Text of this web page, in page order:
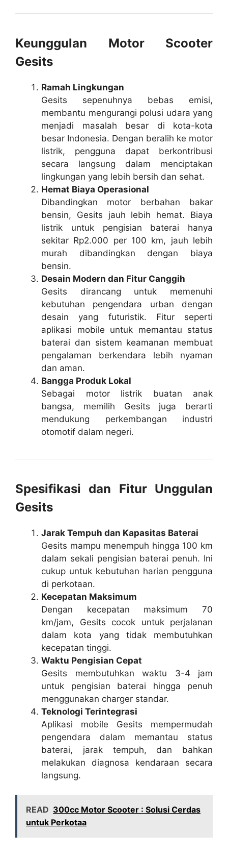
Keunggulan Motor Scooter
Gesits
Ramah Lingkungan
Gesits sepenuhnya bebas emisi,
membantu mengurangi polusi udara yang
menjadi masalah besar di kota-kota
besar Indonesia. Dengan beralih ke motor
listrik, pengguna dapat berkontribusi
secara langsung dalam menciptakan
lingkungan yang lebih bersih dan sehat.
Hemat Biaya Operasional
Dibandingkan motor berbahan bakar
bensin, Gesits jauh lebih hemat. Biaya
listrik untuk pengisian baterai hanya
sekitar Rp2.000 per 100 km, jauh lebih
murah dibandingkan dengan biaya
bensin.
Desain Modern dan Fitur Canggih
Gesits dirancang untuk memenuhi
kebutuhan pengendara urban dengan
desain yang futuristik. Fitur seperti
aplikasi mobile untuk memantau status
baterai dan sistem keamanan membuat
pengalaman berkendara lebih nyaman
dan aman.
Bangga Produk Lokal
Sebagai motor listrik buatan anak
bangsa, memilih Gesits juga berarti
mendukung perkembangan industri
otomotif dalam negeri.
Spesifikasi dan Fitur Unggulan
Gesits
Jarak Tempuh dan Kapasitas Baterai
Gesits mampu menempuh hingga 100 km
dalam sekali pengisian baterai penuh. Ini
cukup untuk kebutuhan harian pengguna
di perkotaan.
Kecepatan Maksimum
Dengan kecepatan maksimum 70
km/jam, Gesits cocok untuk perjalanan
dalam kota yang tidak membutuhkan
kecepatan tinggi.
Waktu Pengisian Cepat
Gesits membutuhkan waktu 3-4 jam
untuk pengisian baterai hingga penuh
menggunakan charger standar.
Teknologi Terintegrasi
Aplikasi mobile Gesits mempermudah
pengendara dalam memantau status
baterai, jarak tempuh, dan bahkan
melakukan diagnosa kendaraan secara
langsung.
READ 300cc Motor Scooter : Solusi Cerdas
untuk Perkotaa